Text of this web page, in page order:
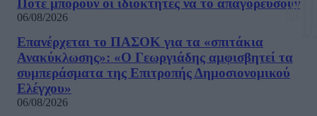
Πότε μπορούν οι ιδιοκτήτες να το απαγορεύσουν
06/08/2026
Επανέρχεται το ΠΑΣΟΚ για τα «σπιτάκια
Ανακύκλωσης»: «Ο Γεωργιάδης αμφισβητεί τα
συμπεράσματα της Επιτροπής Δημοσιονομικού
Ελέγχου»
06/08/2026